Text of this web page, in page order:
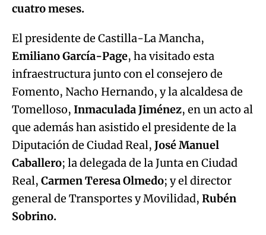
cuatro meses.
El presidente de Castilla-La Mancha,
Emiliano García-Page, ha visitado esta
infraestructura junto con el consejero de
Fomento, Nacho Hernando, y la alcaldesa de
Tomelloso, Inmaculada Jiménez, en un acto al
que además han asistido el presidente de la
Diputación de Ciudad Real, José Manuel
Caballero; la delegada de la Junta en Ciudad
Real, Carmen Teresa Olmedo; y el director
general de Transportes y Movilidad, Rubén
Sobrino.